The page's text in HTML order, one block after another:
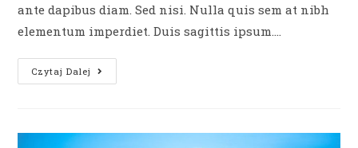
ante dapibus diam. Sed nisi. Nulla quis sem at nibh
elementum imperdiet. Duis sagittis ipsum.…
Czytaj Dalej Sociosqu
Ad